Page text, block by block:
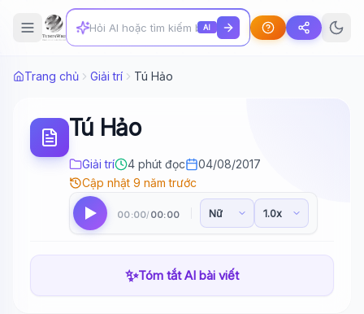
AI
Trang chủ Giải trí Tú Hảo
Tú Hảo
Giải trí 4 phút đọc
04/08/2017
Cập nhật 9 năm trước
00:00/ 00:00
✨Tóm tắt AI bài viết